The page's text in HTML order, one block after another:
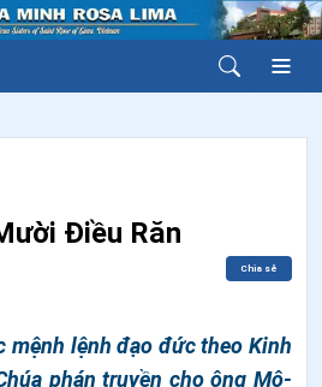
Điều Răn
Chia sẻ
mệnh lệnh đạo đức theo Kinh
phán truyền cho ông Mô-